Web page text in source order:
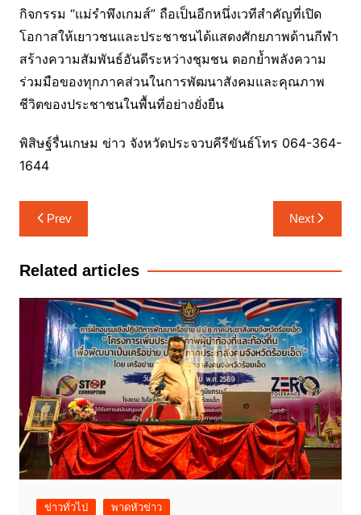
กิจกรรม “แม่รำพึงเกมส์” ถือเป็นอีกหนึ่งเวทีสำคัญที่เปิด
โอกาสให้เยาวชนและประชาชนได้แสดงศักยภาพด้านกีฬา
สร้างความสัมพันธ์อันดีระหว่างชุมชน ตอกย้ำพลังความ
ร่วมมือของทุกภาคส่วนในการพัฒนาสังคมและคุณภาพ
ชีวิตของประชาชนในพื้นที่อย่างยั่งยืน
พิสิษฐ์รื่นเกษม ข่าว จังหวัดประจวบคีรีขันธ์โทร 064-364-
1644
แนะแนว
เรื่อง
Prev Next
Related articles
ข่าวทั่วไป พาดหัวข่าว